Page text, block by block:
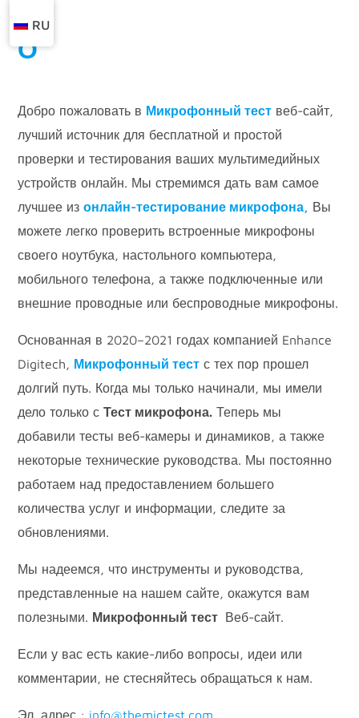
О
Добро пожаловать в Микрофонный тест веб-сайт,
лучший источник для бесплатной и простой
проверки и тестирования ваших мультимедийных
устройств онлайн. Мы стремимся дать вам самое
лучшее изонлайн-тестирование микрофона, Вы
можете легко проверить встроенные микрофоны
своего ноутбука, настольного компьютера,
мобильного телефона, а также подключенные или
внешние проводные или беспроводные микрофоны.
Основанная в 2020–2021 годах компанией Enhance
Digitech, Микрофонный тест с тех пор прошел
долгий путь. Когда мы только начинали, мы имели
дело только сТест микрофона. Теперь мы
добавили тесты веб-камеры и динамиков, а также
некоторые технические руководства. Мы постоянно
работаем над предоставлением большего
количества услуг и информации, следите за
обновлениями.
Мы надеемся, что инструменты и руководства,
представленные на нашем сайте, окажутся вам
полезными. Микрофонный тест Веб-сайт.
Если у вас есть какие-либо вопросы, идеи или
комментарии, не стесняйтесь обращаться к нам.
Эл. адрес : info@themictest.com
RU